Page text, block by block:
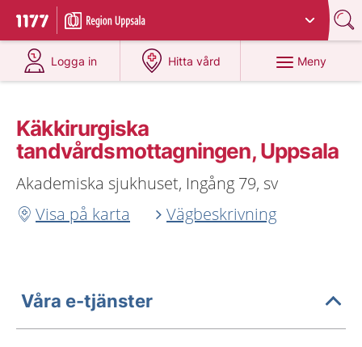
Till startsidan för 1177
Du har valt region
Logga in
på 1177.se
Hitta vård
på 1177.se
Meny
Käkkirurgiska
tandvårdsmottagningen, Uppsala
Akademiska sjukhuset, Ingång 79, sv
Visa på karta
Vägbeskrivning
Våra e-tjänster